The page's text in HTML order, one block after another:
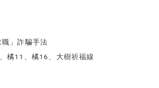
」詐騙手法
橘11、橘16、大樹祈福線